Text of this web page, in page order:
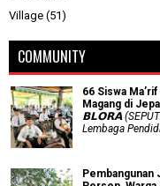
Village (51)
COMMUNITY
66 Siswa
Magang di
𝗕𝗟𝗢𝗥𝗔
Lembaga
Pembangunan